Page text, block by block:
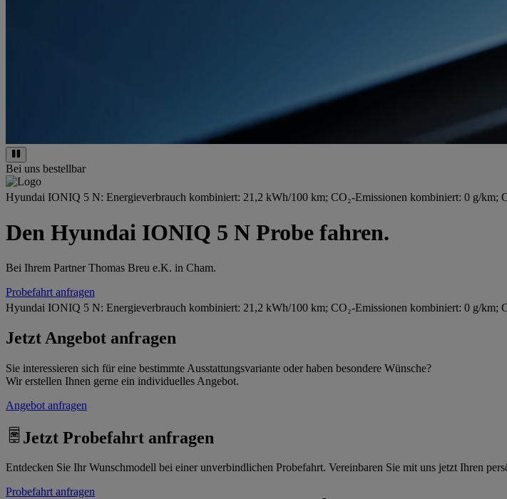
Bei uns bestellbar
Hyundai IONIQ 5 N: Energieverbrauch kombiniert: 21,2 kWh/100 km; CO₂-Emissionen kombiniert: 0 g/km;
Den Hyundai IONIQ 5 N Probe fahren.
Bei Ihrem Partner Thomas Breu e.K. in Cham.
Probefahrt anfragen
Hyundai IONIQ 5 N: Energieverbrauch kombiniert: 21,2 kWh/100 km; CO₂-Emissionen kombiniert: 0 g/km;
Jetzt Angebot anfragen
Sie interessieren sich für eine bestimmte Ausstattungsvariante oder haben besondere Wünsche?
Wir erstellen Ihnen gerne ein individuelles Angebot.
Angebot anfragen
Jetzt Probefahrt anfragen
Entdecken Sie Ihr Wunschmodell bei einer unverbindlichen Probefahrt. Vereinbaren Sie mit uns jetzt Ihren
Probefahrt anfragen